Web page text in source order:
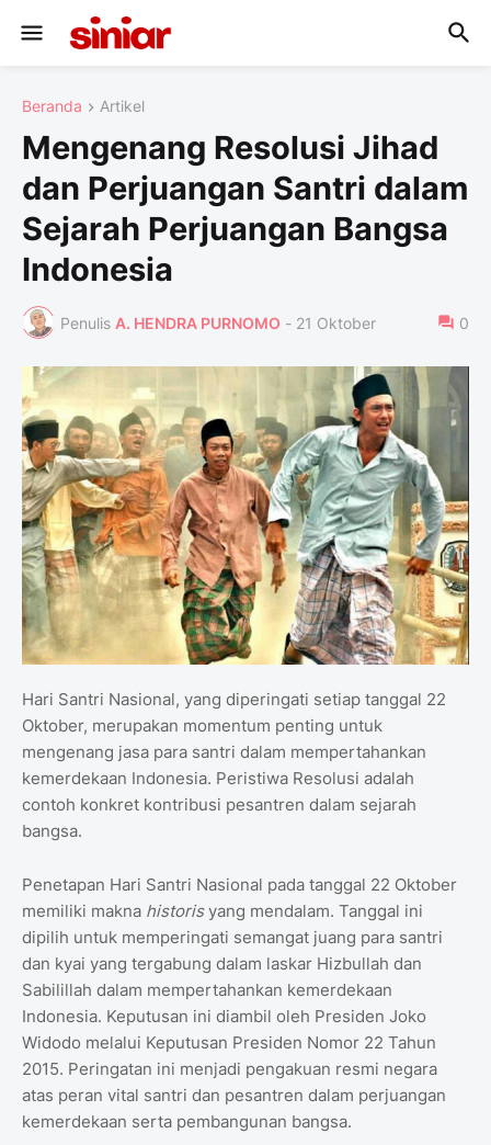
Beranda Artikel
Mengenang Resolusi Jihad
dan Perjuangan Santri dalam
Sejarah Perjuangan Bangsa
Indonesia
Penulis A. HENDRA PURNOMO - 21 Oktober 0
Hari Santri Nasional, yang diperingati setiap tanggal 22
Oktober, merupakan momentum penting untuk
mengenang jasa para santri dalam mempertahankan
kemerdekaan Indonesia. Peristiwa Resolusi adalah
contoh konkret kontribusi pesantren dalam sejarah
bangsa.
Penetapan Hari Santri Nasional pada tanggal 22 Oktober
memiliki makna historisyang mendalam. Tanggal ini
dipilih untuk memperingati semangat juang para santri
dan kyai yang tergabung dalam laskar Hizbullah dan
Sabilillah dalam mempertahankan kemerdekaan
Indonesia. Keputusan ini diambil oleh Presiden Joko
Widodo melalui Keputusan Presiden Nomor 22 Tahun
2015. Peringatan ini menjadi pengakuan resmi negara
atas peran vital santri dan pesantren dalam perjuangan
kemerdekaan serta pembangunan bangsa.